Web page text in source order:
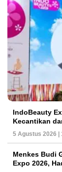
IndoBeauty
Kecantikan
5 Agustus 2026 |
Menkes Budi
Expo 2026,